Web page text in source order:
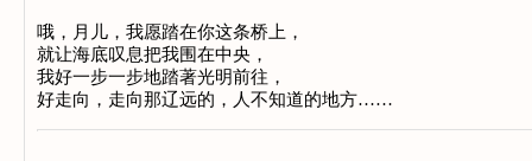
哦，月儿，我愿踏在你这条桥上，
就让海底叹息把我围在中央，
我好一步一步地踏著光明前往，
好走向，走向那辽远的，人不知道的地方……